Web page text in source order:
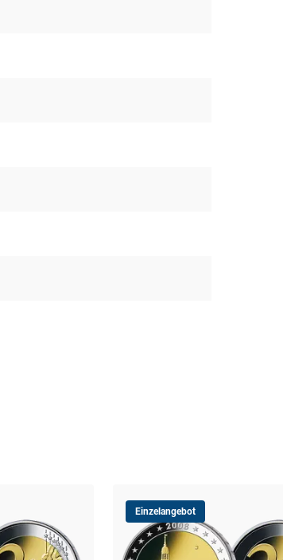
Einzelangebot